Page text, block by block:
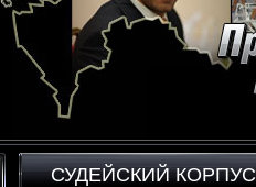
СУДЕЙСКИЙ КОРПУС